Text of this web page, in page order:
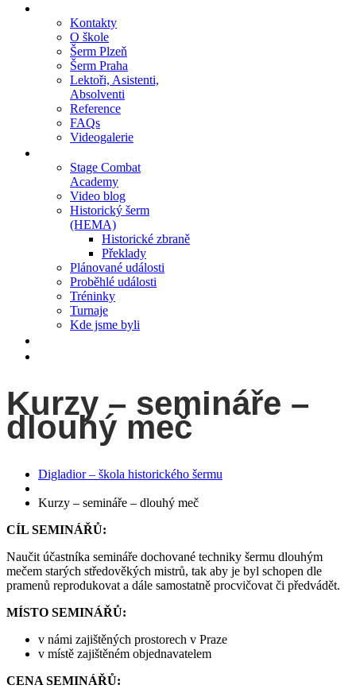
Kontakty
O škole
Šerm Plzeň
Šerm Praha
Lektoři, Asistenti,
Absolventi
Reference
FAQs
Videogalerie
Stage Combat
Academy
Video blog
Historický šerm
(HEMA)
Historické zbraně
Překlady
Plánované události
Proběhlé události
Tréninky
Turnaje
Kde jsme byli
Kurzy – semináře –
dlouhý meč
Digladior – škola historického šermu
Kurzy – semináře – dlouhý meč
CÍL SEMINÁŘŮ:
Naučit účastníka semináře dochované techniky šermu dlouhým
mečem starých středověkých mistrů, tak aby je byl schopen dle
pramenů reprodukovat a dále samostatně procvičovat či předvádět.
MÍSTO SEMINÁŘŮ:
v námi zajištěných prostorech v Praze
v místě zajištěném objednavatelem
CENA SEMINÁŘŮ: